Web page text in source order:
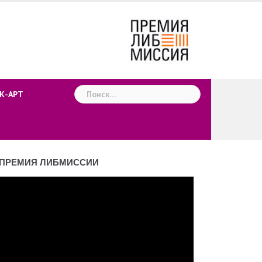
АРТ Найти:
ЛИБМИССИИ